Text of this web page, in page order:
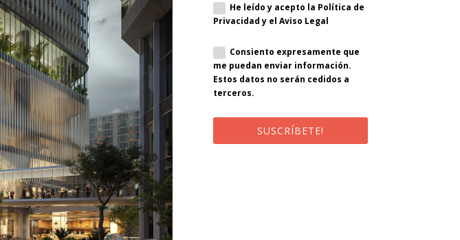
He leído y acepto la Política de
Privacidad y el Aviso Legal
Consiento expresamente que
me puedan enviar información.
Estos datos no serán cedidos a
terceros.
SUSCRÍBETE!